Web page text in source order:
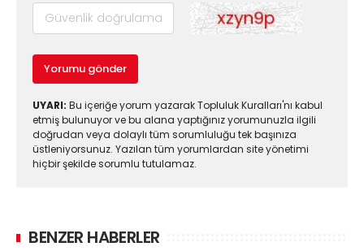
Yorumu gönder
UYARI: Bu içeriğe yorum yazarak Topluluk Kuralları'nı kabul
etmiş bulunuyor ve bu alana yaptığınız yorumunuzla ilgili
doğrudan veya dolaylı tüm sorumluluğu tek başınıza
üstleniyorsunuz. Yazılan tüm yorumlardan site yönetimi
hiçbir şekilde sorumlu tutulamaz.
BENZER HABERLER